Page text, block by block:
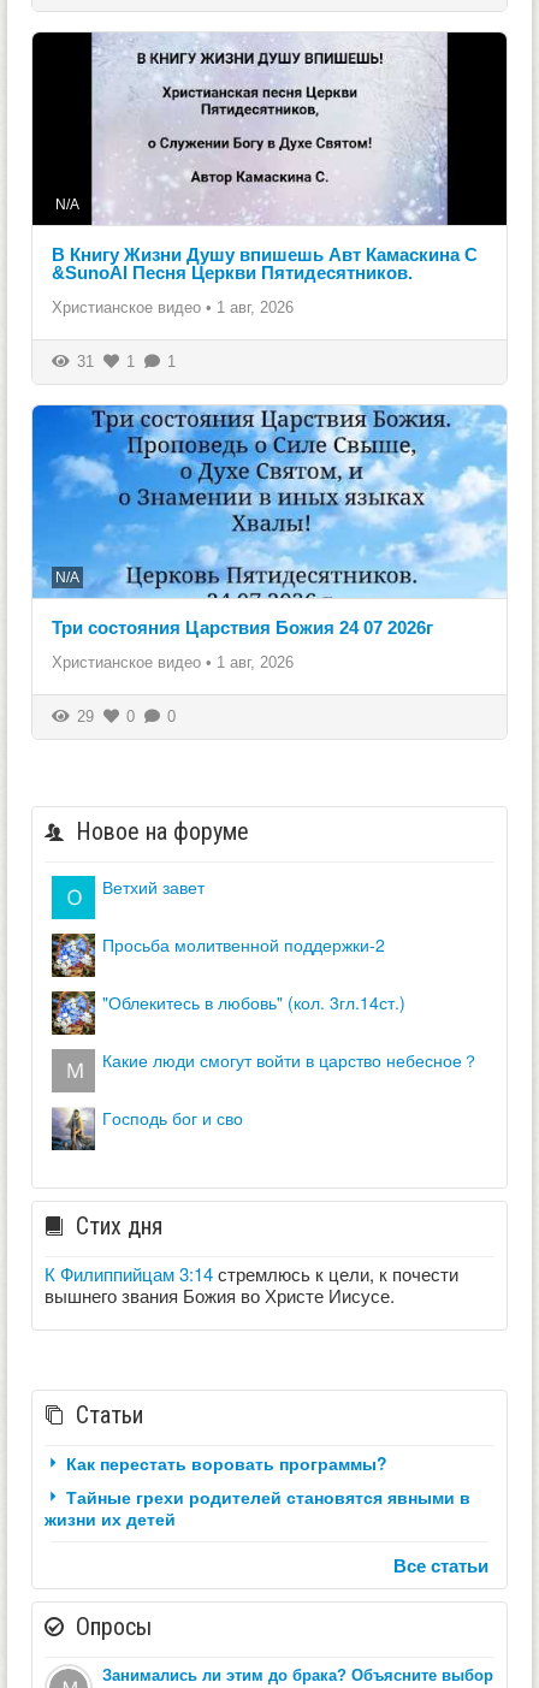
N/A
В Книгу Жизни Душу впишешь Авт Камаскина С
&SunoAI Песня Церкви Пятидесятников.
Христианское видео • 1 авг, 2026
31 1 1
N/A
Три состояния Царствия Божия 24 07 2026г
Христианское видео • 1 авг, 2026
29 0 0
Новое на форуме
ветхий завет
просьба молитвенной поддержки-2
"облекитесь в любовь" (кол. 3гл.14ст.)
какие люди смогут войти в царство небесное？
господь бог и сво
Стих дня
К Филиппийцам 3:14стремлюсь к цели, к почести
вышнего звания Божия во Христе Иисусе.
Статьи
Как перестать воровать программы?
Тайные грехи родителей становятся явными в
жизни их детей
Все статьи
Опросы
Занимались ли этим до брака? Объясните выбор